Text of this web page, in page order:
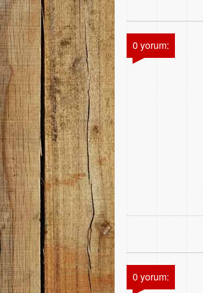
0 yorum:
0 yorum: